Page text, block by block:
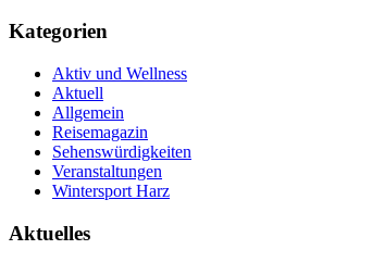
Kategorien
Aktiv und Wellness
Aktuell
Allgemein
Reisemagazin
Sehenswürdigkeiten
Veranstaltungen
Wintersport Harz
Aktuelles